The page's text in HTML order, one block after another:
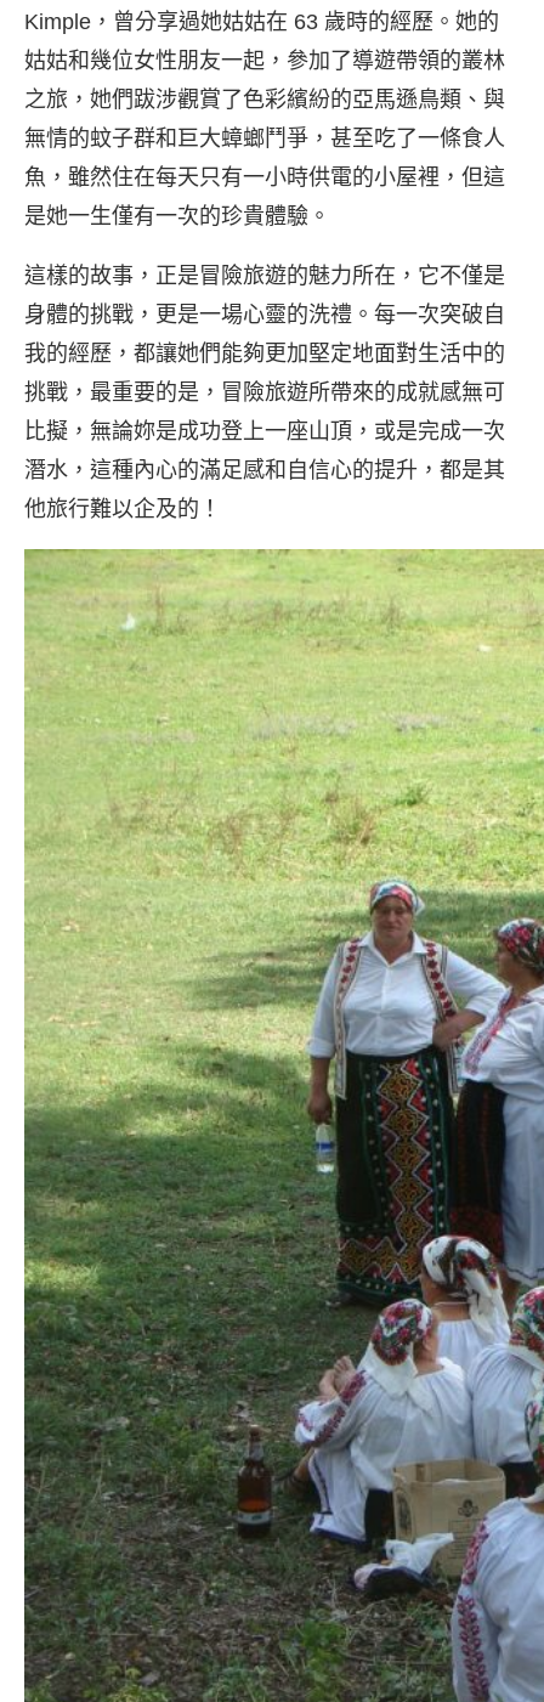
Kimple，曾分享過她姑姑在 63 歲時的經歷。她的
姑姑和幾位女性朋友一起，參加了導遊帶領的叢林
之旅，她們跋涉觀賞了色彩繽紛的亞馬遜鳥類、與
無情的蚊子群和巨大蟑螂鬥爭，甚至吃了一條食人
魚，雖然住在每天只有一小時供電的小屋裡，但這
是她一生僅有一次的珍貴體驗。
這樣的故事，正是冒險旅遊的魅力所在，它不僅是
身體的挑戰，更是一場心靈的洗禮。每一次突破自
我的經歷，都讓她們能夠更加堅定地面對生活中的
挑戰，最重要的是，冒險旅遊所帶來的成就感無可
比擬，無論妳是成功登上一座山頂，或是完成一次
潛水，這種內心的滿足感和自信心的提升，都是其
他旅行難以企及的！